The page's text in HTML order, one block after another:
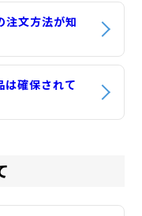
注文方法が知
は確保されて